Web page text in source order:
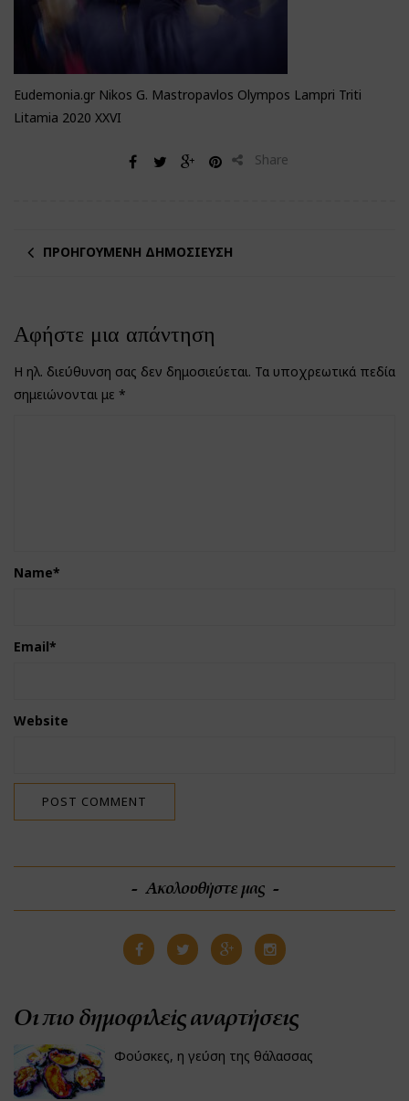
Eudemonia.gr Nikos G. Mastropavlos Olympos Lampri Triti
Litamia 2020 XXVI
Share
ΠΡΟΗΓΟΎΜΕΝΗ ΔΗΜΟΣΊΕΥΣΗ
Αφήστε μια απάντηση
Η ηλ. διεύθυνση σας δεν δημοσιεύεται. Τα υποχρεωτικά πεδία
σημειώνονται με *
Name*
Email*
Website
Ακολουθήστε μας
Οι πιο δημοφιλείς αναρτήσεις
Φούσκες, η γεύση της θάλασσας